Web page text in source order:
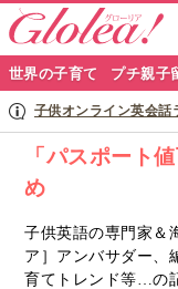
グ
ロ
リ
ア
ナ
世界の子育て プチ親子
子供オンライン英会話
「パスポート
め
子供英語の専門家＆
ア］アンバサダー、
育てトレンド等…の